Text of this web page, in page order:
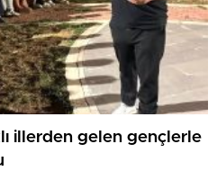
illerden gelen gençlerle